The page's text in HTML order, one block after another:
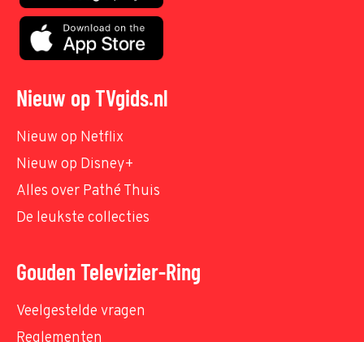
Nieuw op TVgids.nl
Nieuw op Netflix
Nieuw op Disney+
Alles over Pathé Thuis
De leukste collecties
Gouden Televizier-Ring
Veelgestelde vragen